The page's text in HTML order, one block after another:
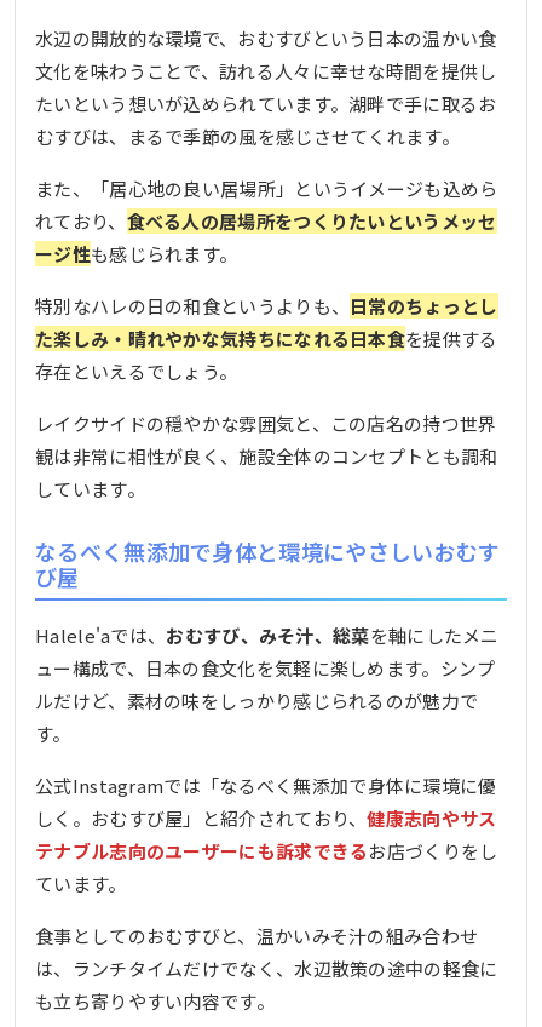
水辺の開放的な環境で、おむすびという日本の温かい食
文化を味わうことで、訪れる人々に幸せな時間を提供し
たいという想いが込められています。湖畔で手に取るお
むすびは、まるで季節の風を感じさせてくれます。
また、「居心地の良い居場所」というイメージも込めら
れており、 食べる人の居場所をつくりたいというメッセ
ージ性も感じられます。
特別なハレの日の和食というよりも、 日常のちょっとし
た楽しみ・晴れやかな気持ちになれる日本食を提供する
存在といえるでしょう。
レイクサイドの穏やかな雰囲気と、この店名の持つ世界
観は非常に相性が良く、施設全体のコンセプトとも調和
しています。
なるべく無添加で身体と環境にやさしいおむす
び屋
Halele'aでは、 おむすび、みそ汁、総菜を軸にしたメニ
ュー構成で、日本の食文化を気軽に楽しめます。シンプ
ルだけど、素材の味をしっかり感じられるのが魅力で
す。
公式Instagramでは「なるべく無添加で身体に環境に優
しく。おむすび屋」と紹介されており、健康志向やサス
テナブル志向のユーザーにも訴求できるお店づくりをし
ています。
食事としてのおむすびと、温かいみそ汁の組み合わせ
は、ランチタイムだけでなく、水辺散策の途中の軽食に
も立ち寄りやすい内容です。